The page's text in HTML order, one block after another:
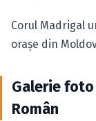
Corul Madrigal
oraşe din
Galerie
Român